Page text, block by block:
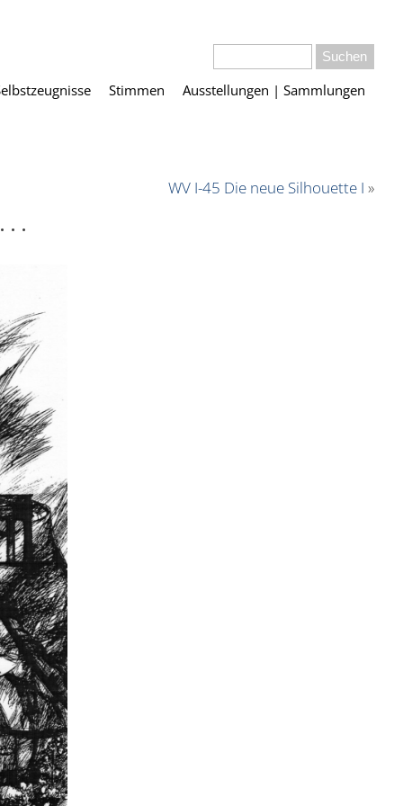
Stimmen Ausstellungen | Sammlungen
WV I-45 Die neue Silhouette I »